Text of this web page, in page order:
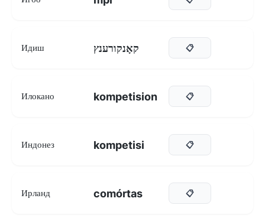
Идиш קאָנקורענץ 📋
Илокано kompetision 📋
Индонез kompetisi 📋
Ирланд comórtas 📋